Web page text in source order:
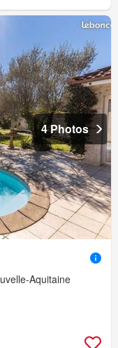
4 Photos
Aquitaine